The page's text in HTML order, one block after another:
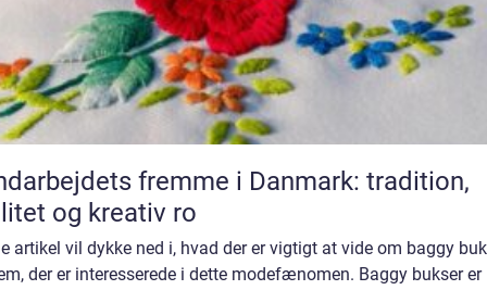
fremme i Danmark: tradition,
og kreativ ro
artikel vil dykke ned i, hvad der er vigtigt at vide om baggy
der er interesserede i dette modefænomen. Baggy bukser er